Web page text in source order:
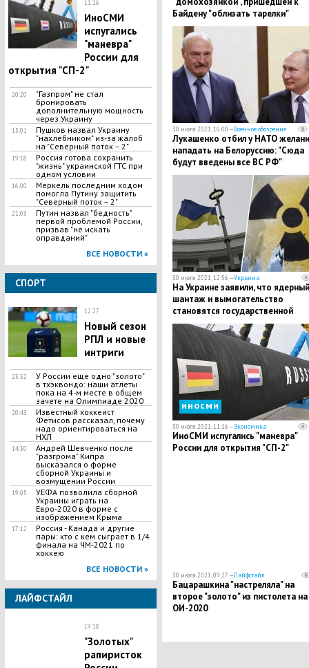
11:16
ИноСМИ
испугались
"маневра"
России для
открытия "СП-2"
20:20
"Газпром" не стал
бронировать
дополнительную мощность
через Украину
15:01
Пушков назвал Украину
"нахлебником" из-за жалоб
на "Северный поток – 2"
19:18
Россия готова сохранить
"жизнь" украинской ГТС при
одном условии
16:00
Меркель последним ходом
помогла Путину защитить
"Северный поток – 2"
21:03
Путин назвал "бедность"
первой проблемой России,
призвав "не искать
оправданий"
ВСЕ НОВОСТИ »
СПОРТ
12:27
Новый сезон
РПЛ и новые
интриги
23:52
У России еще одно "золото"
в тхэквондо: наши атлеты
пока на 4-м месте в общем
зачете на Олимпиаде 2020
20:43
Известный хоккеист
Фетисов рассказал, почему
надо ориентироваться на
НХЛ
14:30
Андрей Шевченко после
"разгрома" Кипра
высказался о форме
сборной Украины и
возмущении России
19:05
УЕФА позволила сборной
Украины играть на
Евро-2020 в форме с
изображением Крыма
17:12
Россия - Канада и другие
пары: кто с кем сыграет в 1/4
финала на ЧМ-2021 по
хоккею
ВСЕ НОВОСТИ »
ЛАЙФСТАЙЛ
19:18
"Золотых"
рапиристок
Байдену "облизать тарелки"
30 июля 2021, 16:00 —Военное обозрение
Лукашенко отбил у НАТО
нападать на Белоруссию: "Сюда
будут введены все ВС РФ"
30 июля 2021, 12:56 —Украина
На Украине заявили, что ядерный
шантаж и вымогательство
становятся государственной
политикой
иносми
30 июля 2021, 11:16 —Экономика
ИноСМИ испугались "маневра"
России для открытия "СП-2"
30 июля 2021, 09:27 —Лайфстайл
Бацарашкина "настреляла" на
второе "золото" из пистолета на
ОИ-2020